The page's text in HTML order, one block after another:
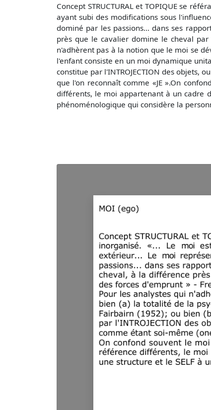
Concept STRUCTURAL et TOPIQUE se
ayant subi des modifications sous
dominé par les passions... dans ses
près que le cavalier domine le cheval
n'adhèrent pas à la notion que le moi se
l'enfant consiste en un moi dynamique
constitue par l'INTROJECTION des objets,
que l'on reconnaît comme «JE ».On
différents, le moi appartenant à un cadre
phénoménologique qui considère la